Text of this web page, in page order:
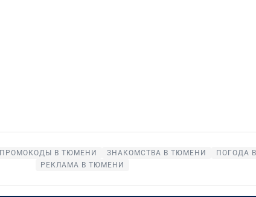
ПРОМОКОДЫ В ТЮМЕНИ ЗНАКОМСТВА В ТЮМЕНИ ПОГОДА
РЕКЛАМА В ТЮМЕНИ